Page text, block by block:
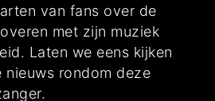
van fans over de
met zijn muziek
Laten we eens kijken
nieuws rondom deze